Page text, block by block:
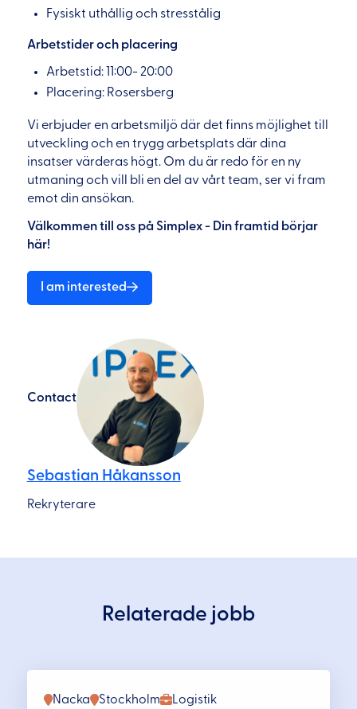
Fysiskt uthållig och stresstålig
Arbetstider och placering
Arbetstid: 11:00- 20:00
Placering: Rosersberg
Vi erbjuder en arbetsmiljö där det finns möjlighet till
utveckling och en trygg arbetsplats där dina
insatser värderas högt. Om du är redo för en ny
utmaning och vill bli en del av vårt team, ser vi fram
emot din ansökan.
Välkommen till oss på Simplex - Din framtid börjar
här!
I am interested
Contact
Sebastian Håkansson
Rekryterare
Relaterade jobb
Logistik
Nacka Stockholm